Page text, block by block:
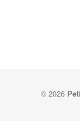
© 2026